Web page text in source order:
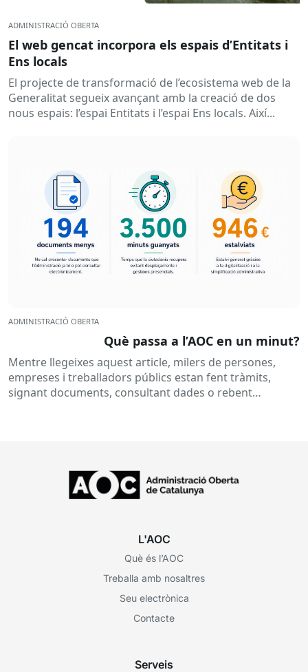
ADMINISTRACIÓ OBERTA
El web gencat incorpora els espais d’Entitats i
Ens locals
El projecte de transformació de l’ecosistema web de la
Generalitat segueix avançant amb la creació de dos
nous espais: l’espai Entitats i l’espai Ens locals. Així...
ADMINISTRACIÓ OBERTA
Què passa a l’AOC en un minut?
Mentre llegeixes aquest article, milers de persones,
empreses i treballadors públics estan fent tràmits,
signant documents, consultant dades o rebent
L'AOC
Què és l’AOC
Treballa amb nosaltres
Seu electrònica
Contacte
Serveis